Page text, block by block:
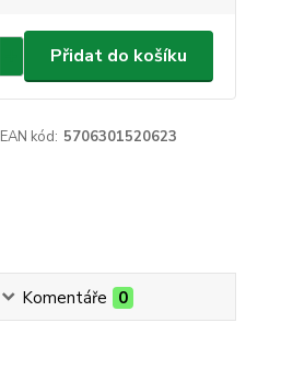
Přidat do košíku
EAN kód: 5706301520623
Komentáře 0